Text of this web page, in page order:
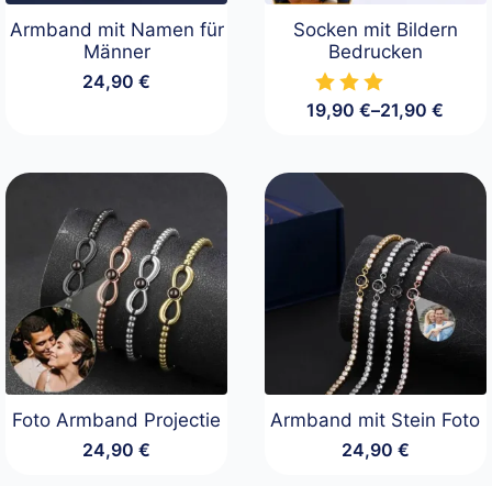
Armband mit Namen für
Männer
24,90€
Socken mit Bildern
Bedrucken
19,90€–21,90€
Preisspanne:
Foto Armband Projectie
24,90€
Armband mit Stein Foto
24,90 €